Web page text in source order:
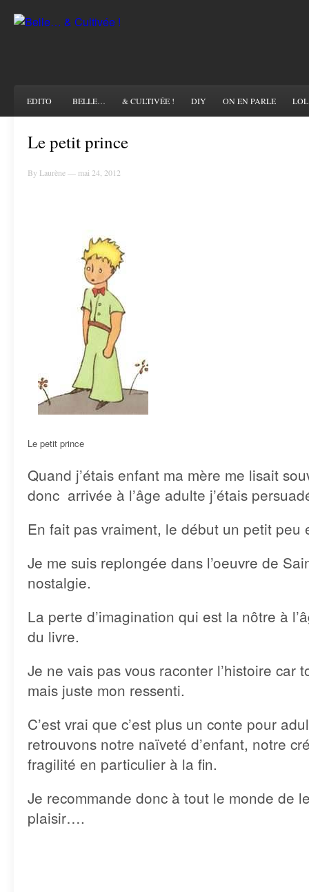
EDITO BELLE… & CULTIVÉE ! DIY ON EN PARLE LOL
Le petit prince
By Laurène — mai 24, 2012
Le petit prince
Quand j’étais enfant ma mère me lisait
donc arrivée à l’âge adulte j’étais
En fait pas vraiment, le début un petit
Je me suis replongée dans l’oeuvre de
nostalgie.
La perte d’imagination qui est la nôtre à
du livre.
Je ne vais pas vous raconter l’histoire car
mais juste mon ressenti.
C’est vrai que c’est plus un conte pour
retrouvons notre naïveté d’enfant, notre
fragilité en particulier à la fin.
Je recommande donc à tout le monde de
plaisir….